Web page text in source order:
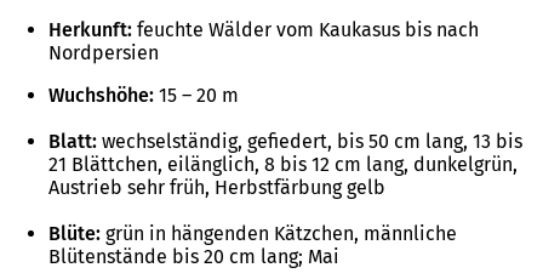
Herkunft: feuchte Wälder vom Kaukasus bis nach
Nordpersien
Wuchshöhe: 15 – 20 m
Blatt: wechselständig, gefiedert, bis 50 cm lang, 13 bis
21 Blättchen, eilänglich, 8 bis 12 cm lang, dunkelgrün,
Austrieb sehr früh, Herbstfärbung gelb
Blüte: grün in hängenden Kätzchen, männliche
Blütenstände bis 20 cm lang; Mai